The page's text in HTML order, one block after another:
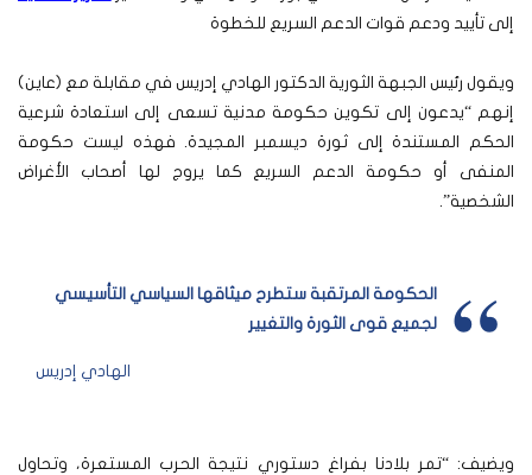
إلى تأييد ودعم قوات الدعم السريع للخطوة
ويقول رئيس الجبهة الثورية الدكتور الهادي إدريس في مقابلة مع (عاين)
إنهم “يدعون إلى تكوين حكومة مدنية تسعى إلى استعادة شرعية
الحكم المستندة إلى ثورة ديسمبر المجيدة. فهذه ليست حكومة
المنفى أو حكومة الدعم السريع كما يروج لها أصحاب الأغراض
الشخصية”.
الحكومة المرتقبة ستطرح ميثاقها السياسي التأسيسي
لجميع قوى الثورة والتغيير
الهادي إدريس
ويضيف: “تمر بلادنا بفراغ دستوري نتيجة الحرب المستعرة، وتحاول